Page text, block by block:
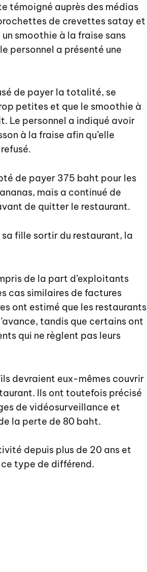
témoigné auprès des médias
de crevettes satay et
smoothie à la fraise sans
personnel a présenté une
de payer la totalité, se
petites et que le smoothie à
Le personnel a indiqué avoir
à la fraise afin qu’elle
de payer 375 baht pour les
mais a continué de
de quitter le restaurant.
fille sortir du restaurant, la
de la part d’exploitants
cas similaires de factures
ont estimé que les restaurants
tandis que certains ont
qui ne règlent pas leurs
devraient eux-mêmes couvrir
Ils ont toutefois précisé
de vidéosurveillance et
la perte de 80 baht.
depuis plus de 20 ans et
type de différend.